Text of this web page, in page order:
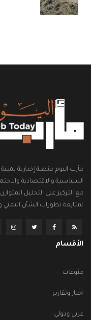
مأرب اليوم منصة إخبارية
السياسية والاقتصادية
مع التركيز على التحليل
لمتابعة تطورات الشأن اليمني
الأقسام
منوعات
اخبار وتقارير
عربي ودولي